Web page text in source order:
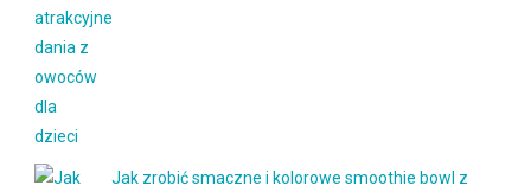
Jak zrobić smaczne i kolorowe smoothie bowl z